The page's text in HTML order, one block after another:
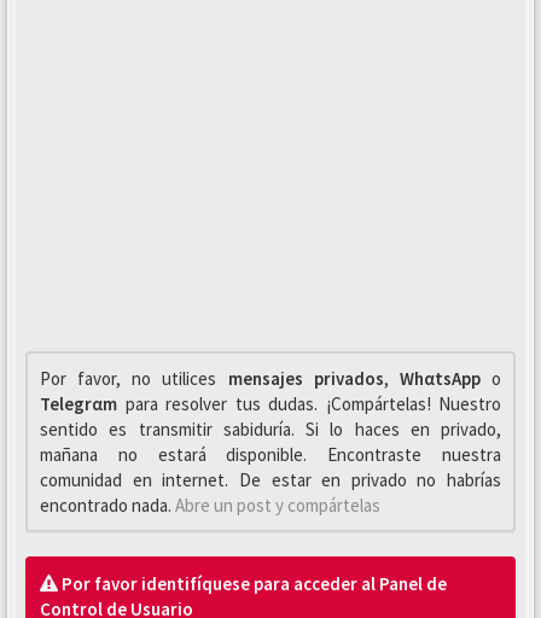
Por favor, no utilices mensajes privados, WhαtsAppo
Telegrαm para resolver tus dudas. ¡Compártelas! Nuestro
sentido es transmitir sabiduría. Si lo haces en privado,
mañana no estará disponible. Encontraste nuestra
comunidad en internet. De estar en privado no habrías
encontrado nada. Abre un post y compártelas
Por favor identifíquese para acceder al Panel de
Control de Usuario